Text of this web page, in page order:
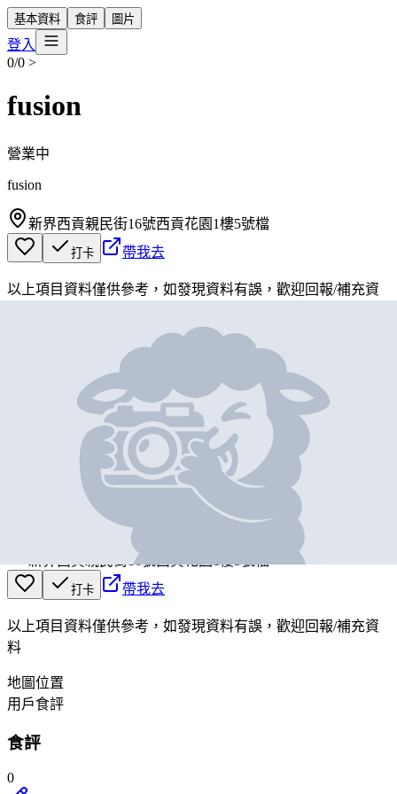
基本資料 食評 圖片
登入
0/0 >
fusion
營業中
fusion
新界西貢親民街16號西貢花園1樓5號檔
打卡 帶我去
以上項目資料僅供參考，如發現資料有誤，歡迎回報/補充資
fusion
新界西貢親民街16號西貢花園1樓5號檔
打卡 帶我去
以上項目資料僅供參考，如發現資料有誤，歡迎回報/補充資
料
地圖位置
用戶食評
食評
0